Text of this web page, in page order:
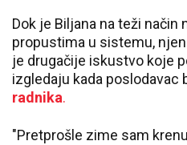
Dok je Biljana na teži način
propustima u sistemu,
je drugačije iskustvo koje
izgledaju kada poslodavac
radnika.
"Pretprošle zime sam